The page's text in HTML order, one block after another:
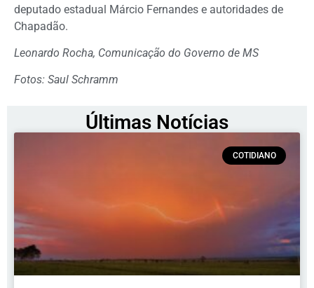
deputado estadual Márcio Fernandes e autoridades de
Chapadão.
Leonardo Rocha, Comunicação do Governo de MS
Fotos: Saul Schramm
Últimas Notícias
COTIDIANO